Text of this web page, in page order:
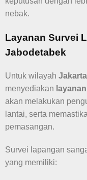
nebak.
Layanan Survei
Jabodetabek
Untuk wilayah
menyediakan
akan melakukan
lantai, serta
pemasangan.
Survei lapangan
yang memiliki: